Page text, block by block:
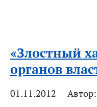
«Злостный
органов
01.11.2012 Автор: